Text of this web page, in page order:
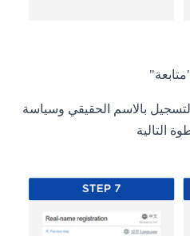
بالاسم الحقيقي وسياسة
التالية